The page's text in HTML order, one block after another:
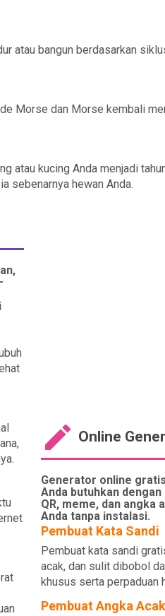
atau bangun berdasarkan
Morse dan Morse kembali
atau kucing Anda menjadi
sebenarnya hewan Anda.
Online
Generator online
Anda butuhkan
QR, meme, dan angka
Anda tanpa instalasi.
Pembuat Kata Sandi
Pembuat kata sandi
acak, dan sulit dibobol
khusus serta perpaduan
Pembuat Angka Acak